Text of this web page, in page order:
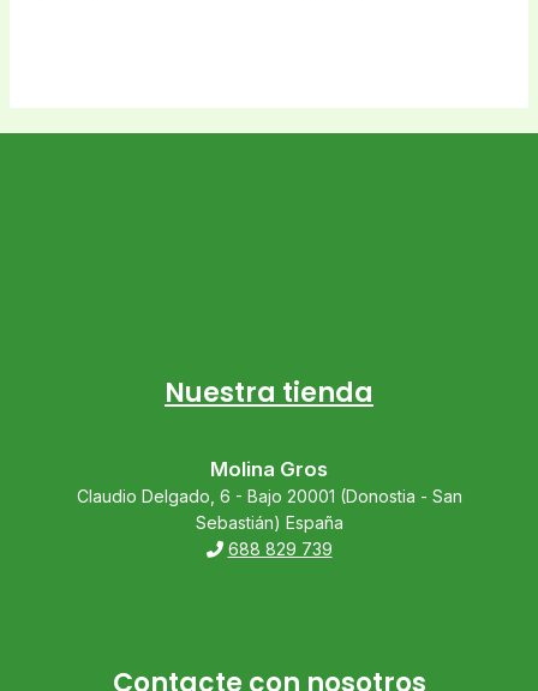
Nuestra tienda
Molina Gros
Claudio Delgado, 6 - Bajo 20001 (Donostia - San
Sebastián) España
688 829 739